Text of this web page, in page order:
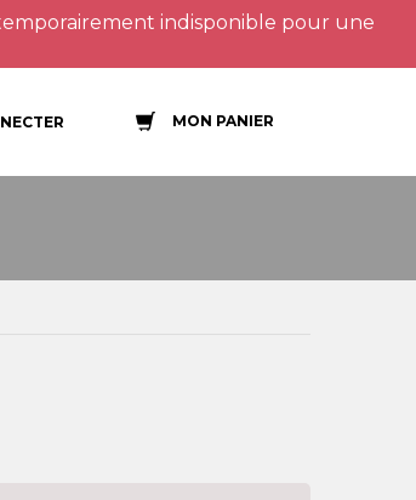
indisponible pour une
MON PANIER